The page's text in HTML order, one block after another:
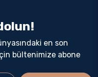
en son
bültenimize abone